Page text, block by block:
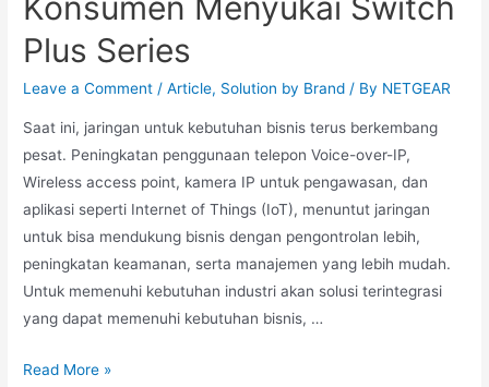
Konsumen Menyukai Switch
Plus Series
Leave a Comment /Article, Solution by Brand / By NETGEAR
Saat ini, jaringan untuk kebutuhan bisnis terus berkembang
pesat. Peningkatan penggunaan telepon Voice-over-IP,
Wireless access point, kamera IP untuk pengawasan, dan
aplikasi seperti Internet of Things (IoT), menuntut jaringan
untuk bisa mendukung bisnis dengan pengontrolan lebih,
peningkatan keamanan, serta manajemen yang lebih mudah.
Untuk memenuhi kebutuhan industri akan solusi terintegrasi
yang dapat memenuhi kebutuhan bisnis, …
Read More »